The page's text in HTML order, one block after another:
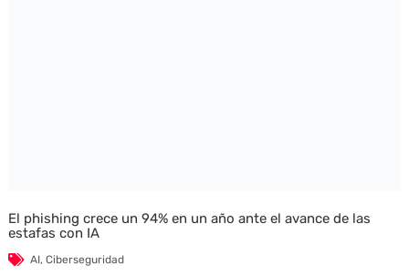
El phishing crece un 94% en un año ante el avance de las
estafas con IA
AI, Ciberseguridad